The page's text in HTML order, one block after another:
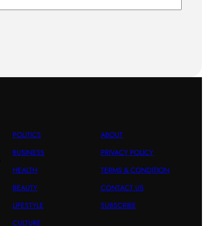
POLITICS
BUSINESS
HEALTH
BEAUTY
LIFESTYLE
CULTURE
ABOUT
PRIVACY POLICY
TERMS & CONDITION
CONTACT US
SUBSCRIBE